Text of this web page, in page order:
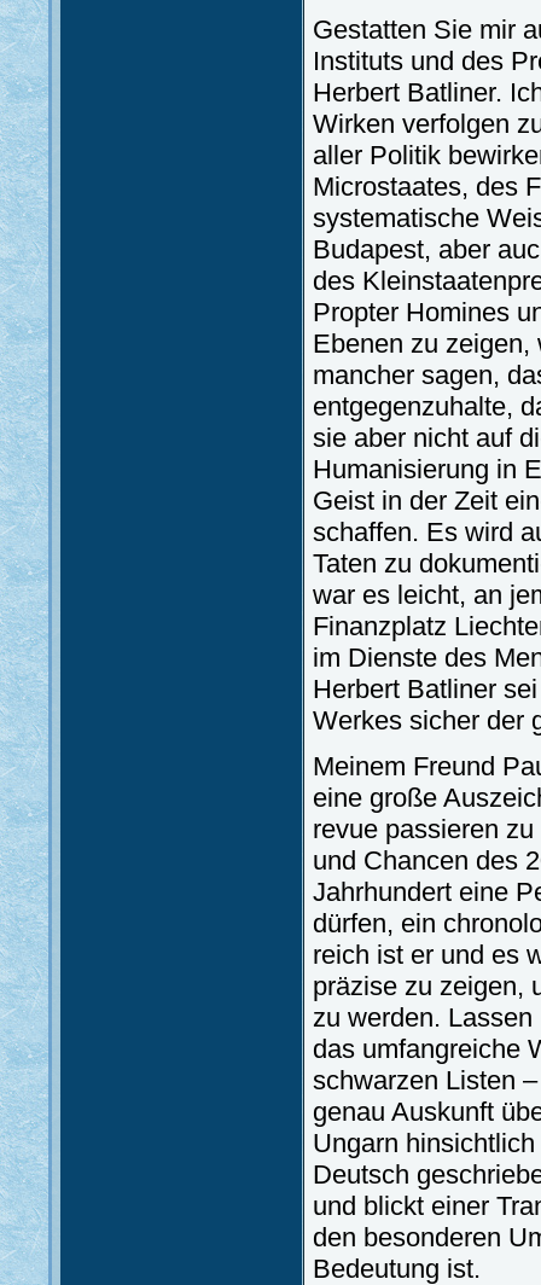
Gestatten Sie mir
Instituts und des
Herbert Batliner.
Wirken verfolgen
aller Politik
Microstaates, des
systematische
Budapest, aber
des
Propter Homines
Ebenen zu
mancher sagen,
entgegenzuhalte,
sie aber nicht auf
Humanisierung in
Geist in der Zeit
schaffen. Es wird
Taten zu
war es leicht, an
Finanzplatz
im Dienste des
Herbert Batliner
Werkes sicher der
Meinem Freund
eine große
revue passieren
und Chancen des
Jahrhundert eine
dürfen, ein
reich ist er und es
präzise zu zeigen,
zu werden.
das umfangreiche
schwarzen Listen
genau Auskunft
Ungarn
Deutsch
und blickt einer
den besonderen
Bedeutung ist.